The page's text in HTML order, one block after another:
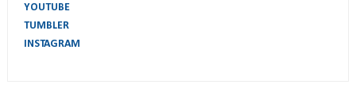
YOUTUBE
TUMBLER
INSTAGRAM